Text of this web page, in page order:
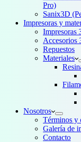
Pro)
Sanix3D
Impresoras y
Impresoras
Accesorios
Repuestos
Materiales
Nosotros
Términos y
Galería de
Contacto